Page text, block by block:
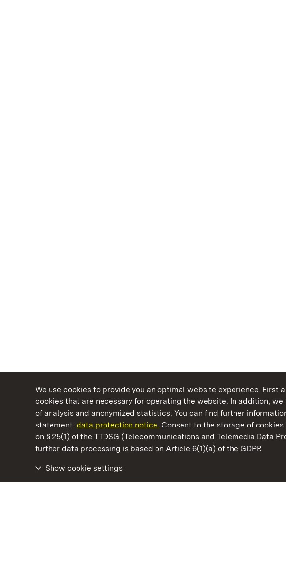
We use cookies to provide you an optimal website experience. First
cookies that are necessary for operating the website. In addition, we
of analysis and anonymized statistics. You can find further
statement. data protection notice. Consent to the storage of
on § 25(1) of the TTDSG (Telecommunications and Telemedia Data
further data processing is based on Article 6(1)(a) of the GDPR.
Show cookie settings
State Palaces and Gardens of Baden-Wuerttemberg